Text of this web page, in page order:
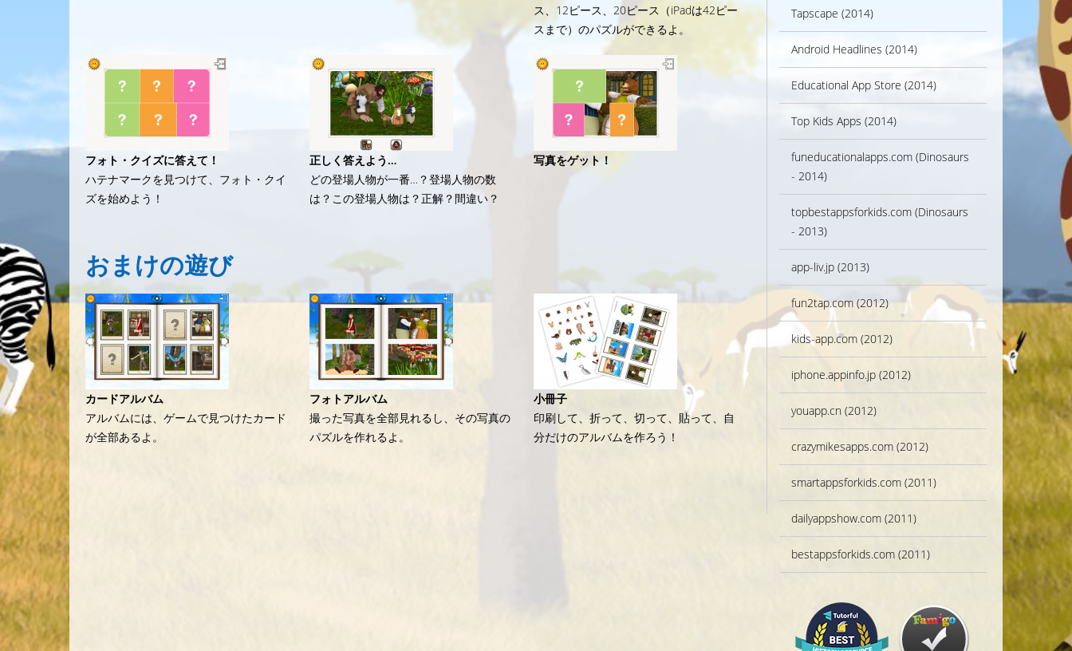
ス、12ピース、20ピース（iPadは42ピー
スまで）のパズルができるよ。
フォト・クイズに答えて！
ハテナマークを見つけて、フォト・クイ
ズを始めよう！
正しく答えよう…
どの登場人物が一番…？登場人物の数
は？この登場人物は？正解？間違い？
写真をゲット！
おまけの遊び
カードアルバム
アルバムには、ゲームで見つけたカード
が全部あるよ。
フォトアルバム
撮った写真を全部見れるし、その写真の
パズルを作れるよ。
小冊子
印刷して、折って、切って、貼って、自
分だけのアルバムを作ろう！
Tapscape (2014)
Android Headlines (2014)
Educational App Store (2014)
Top Kids Apps (2014)
funeducationalapps.com (Dinosaurs
- 2014)
topbestappsforkids.com (Dinosaurs
- 2013)
app-liv.jp (2013)
fun2tap.com (2012)
kids-app.com (2012)
iphone.appinfo.jp (2012)
youapp.cn (2012)
crazymikesapps.com (2012)
smartappsforkids.com (2011)
dailyappshow.com (2011)
bestappsforkids.com (2011)